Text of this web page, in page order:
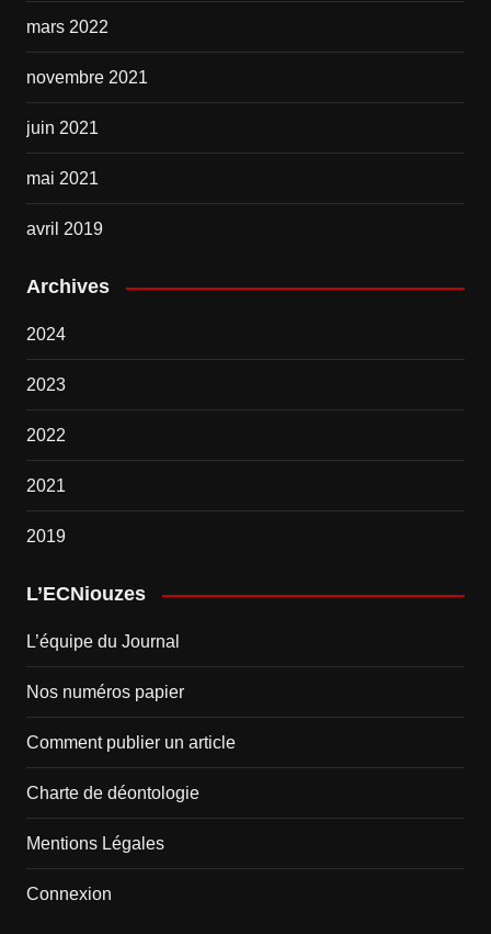
mars 2022
novembre 2021
juin 2021
mai 2021
avril 2019
Archives
2024
2023
2022
2021
2019
L’ECNiouzes
L’équipe du Journal
Nos numéros papier
Comment publier un article
Charte de déontologie
Mentions Légales
Connexion